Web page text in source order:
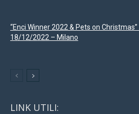
“Enci Winner 2022 & Pets on
18/12/2022 – Milano
LINK UTILI: